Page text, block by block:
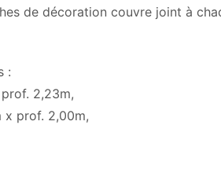
de décoration couvre joint à
:
2,23m,
x prof. 2,00m,